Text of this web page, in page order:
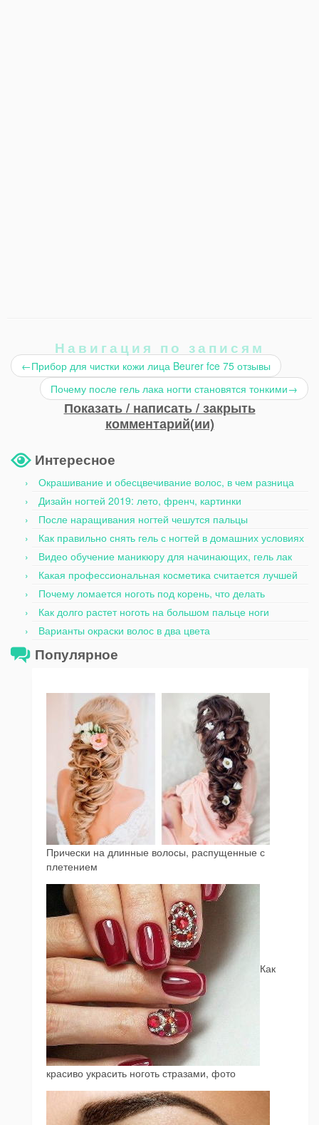
Навигация по записям
←Прибор для чистки кожи лица Beurer fce 75 отзывы
Почему после гель лака ногти становятся тонкими→
Показать / написать / закрыть
комментарий(ии)
Интересное
Окрашивание и обесцвечивание волос, в чем разница
Дизайн ногтей 2019: лето, френч, картинки
После наращивания ногтей чешутся пальцы
Как правильно снять гель с ногтей в домашних условиях
Видео обучение маникюру для начинающих, гель лак
Какая профессиональная косметика считается лучшей
Почему ломается ноготь под корень, что делать
Как долго растет ноготь на большом пальце ноги
Варианты окраски волос в два цвета
Популярное
Прически на длинные волосы, распущенные с
плетением
Как
красиво украсить ноготь стразами, фото